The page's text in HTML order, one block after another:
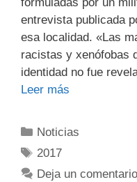
entrevista publicada
esa localidad. «Las
racistas y xenófobas
identidad no fue
Leer más
Noticias
2017
Deja un comentario